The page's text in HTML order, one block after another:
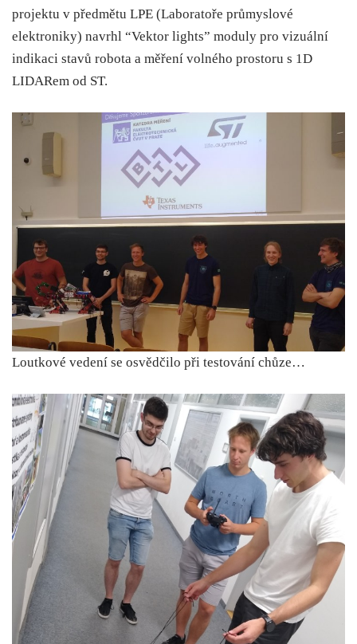
projektu v předmětu LPE (Laboratoře průmyslové
elektroniky) navrhl “Vektor lights” moduly pro vizuální
indikaci stavů robota a měření volného prostoru s 1D
LIDARem od ST.
Loutkové vedení se osvědčilo při testování chůze…